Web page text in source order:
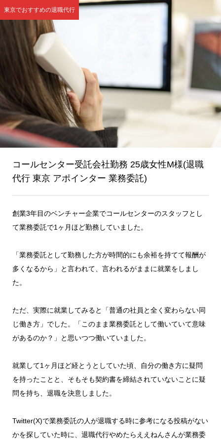
東京でおすすめの退職代行
コールセンター受託会社勤務 25歳女性M様(退職
代行 東京 アポインター 業務委託)
創業3年目のベンチャー企業でコールセンターのスタッフとし
て業務委託で1ヶ月ほど勤務していました。
「業務委託として勤務した方が時間的にも余裕を持てて報酬が
多くなるから」と言われて、言われるがままに就業をしまし
た。
ただ、実際に就業してみると「普通の社員と全く変わらない同
じ働き方」でした。「このまま業務委託として働いていて意味
があるのか？」と思いつつ働いていました。
就業して1ヶ月ほど経とうとしていた頃、自分の働き方に疑問
を持ったことと、そもそも契約書を締結されていないことに疑
問を持ち、退職を決意しました。
Twitter(X)で業務委託の人が退職する時に参考になる投稿がない
かを探していた時に、退職代行やめたらええねんさんが業務委